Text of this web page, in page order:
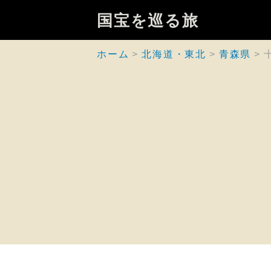
国宝を巡る旅
ホーム 北海道・東北 青森県